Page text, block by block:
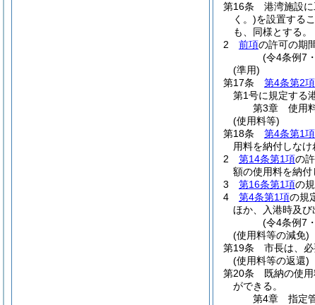
第16条
港湾施設
く。)を設置する
も、同様とする。
2
前項の許可の期
(令4条例7
(準用)
第17条
第4条第2項
第1号に規定する
第3章
使用
(使用料等)
第18条
第4条第1項
用料を納付しなけ
2
第14条第1項の
額の使用料を納付
3
第16条第1項の
4
第4条第1項の規
ほか、入港時及
(令4条例7
(使用料等の減免)
第19条
市長は、
(使用料等の返還)
第20条
既納の使
ができる。
第4章
指定